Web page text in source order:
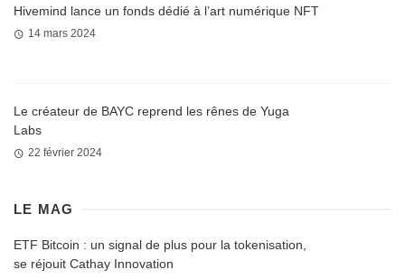
Hivemind lance un fonds dédié à l’art numérique NFT
14 mars 2024
Le créateur de BAYC reprend les rênes de Yuga
Labs
22 février 2024
LE MAG
ETF Bitcoin : un signal de plus pour la tokenisation,
se réjouit Cathay Innovation